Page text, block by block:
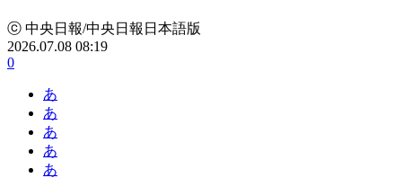
ⓒ 中央日報/中央日報日本語版
2026.07.08 08:19
0
あ
あ
あ
あ
あ